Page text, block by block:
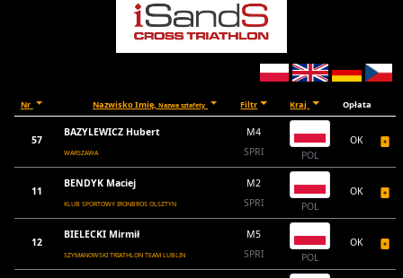
Nr Nazwisko Imię, Nazwa sztafety Filtr Kraj Opłata
57
BAZYLEWICZ Hubert
WARSZAWA
M4
SPRI
POL
OK
11
BENDYK Maciej
KLUB SPORTOWY IRONBROS OLSZTYN
M2
SPRI
POL
OK
12
BIELECKI Mirmił
SZYMANOWSKI TRIATHLON TEAM LUBLIN
M5
SPRI
POL
OK